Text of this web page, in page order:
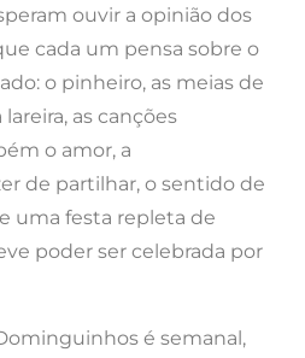
ouvir a opinião dos
cada um pensa sobre o
o pinheiro, as meias de
as canções
o amor, a
de partilhar, o sentido de
uma festa repleta de
poder ser celebrada por
é semanal,